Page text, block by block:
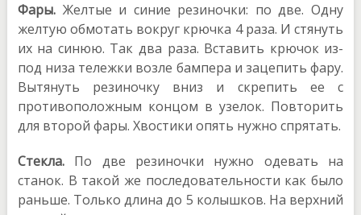
Фары.Желтые и синие резиночки: по две. Одну
желтую обмотать вокруг крючка 4 раза. И стянуть
их на синюю. Так два раза. Вставить крючок из-
под низа тележки возле бампера и зацепить фару.
Вытянуть резиночку вниз и скрепить ее с
противоположным концом в узелок. Повторить
для второй фары. Хвостики опять нужно спрятать.
Стекла.По две резиночки нужно одевать на
станок. В такой же последовательности как было
раньше. Только длина до 5 колышков. На верхний